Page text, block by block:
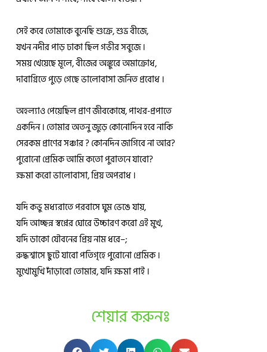
সেই কবে তোমাকে বুনেছি শুক্রে, শুভ্র বীজে,
যখন নদীর পাড় ঢাকা ছিল গভীর সবুজে ।
সময় খেয়েছে মূলে, বীজের অঙ্কুরে অমাক্রোধ,
দাবাগ্নিতে পুড়ে গেছে ভালোবাসা জনিত প্রবোধ ।
অহল্যাও পেয়েছিল প্রাণ জীবকোষে, পাথর-প্রপাতে
একদিন । তোমার অতনু জুড়ে কোনোদিন হবে নাকি
সেরকম প্রাণের সঞ্চার ? কোনদিন জাগিবে না আর?
পুরোনো প্রেমিক আমি কতো পুরাতনে যাবো?
ক্ষমা করো ভালোবাসা, প্রিয় অপরাধ ।
যদি কভু মধ্যরাতে পরবাসে ঘুম ভেঙে যায়,
যদি আচ্ছন্ন স্বপ্নের ঘোরে উচ্চারণ করো এই মুখ,
যদি ডাকো যৌবনের প্রিয় নাম ধরে–;
রুদ্ধশ্বাসে ছুটে যাবো পতিগৃহে পুরোনো প্রেমিক ।
মুখোমুখি দাঁড়াবো তোমার, যদি ক্ষমা পাই ।
শেয়ার করুনঃ